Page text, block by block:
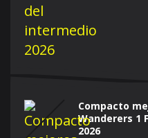
Compacto
Wanderers 1
2026